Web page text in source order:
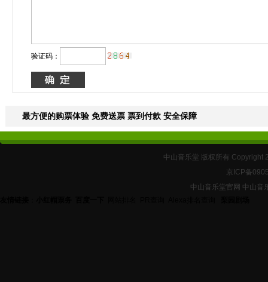
验证码：
最方便的购票体验 免费送票 票到付款 安全保障
中山音乐堂 版权所有
京ICP备
中山音乐堂官网 中山音